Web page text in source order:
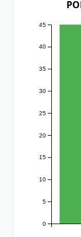
0
5
10
15
20
25
30
35
40
45